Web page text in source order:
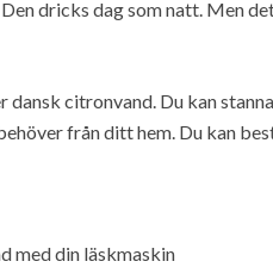
dricks dag som natt. Men
citronvand. Du kan
från ditt hem. Du kan
med din läskmaskin